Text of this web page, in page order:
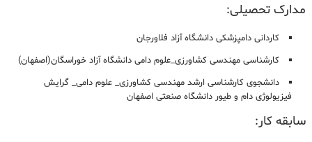
مدارک تحصیلی:
کاردانی دامپزشکی دانشگاه آزاد فلاورجان
کارشناسی مهندسی کشاورزی_علوم دامی دانشگاه آزاد خوراسگان(اصفهان)
دانشجوی کارشناسی ارشد مهندسی کشاورزی_ علوم دامی_ گرایش
فیزیولوژی دام و طیور دانشگاه صنعتی اصفهان
سابقه کار: